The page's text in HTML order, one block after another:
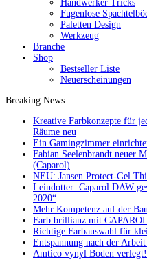
Handwerker Tricks
Fugenlose
Paletten Design
Werkzeug
Branche
Shop
Bestseller Liste
Neuerscheinungen
Breaking News
Kreative Farbkonzepte für
Räume neu
Ein Gamingzimmer
Fabian Seelenbrandt neuer
(Caparol)
NEU: Jansen Protect-Gel
Leindotter: Caparol DAW
2020“
Mehr Kompetenz auf der
Farb brillianz mit
Richtige Farbauswahl für
Entspannung nach der
Amtico vynyl Boden verlegt!